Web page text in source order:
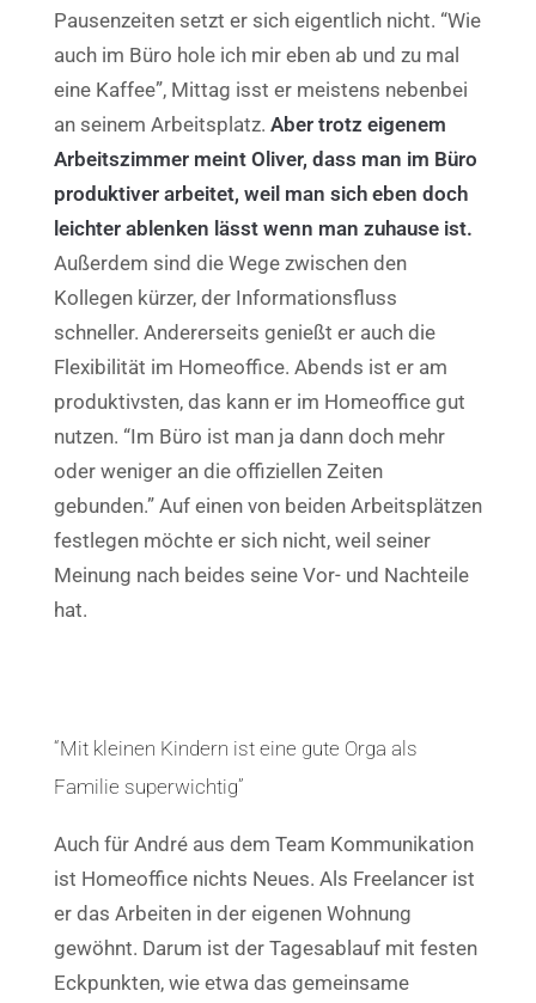
Pausenzeiten setzt er sich eigentlich nicht. “Wie
auch im Büro hole ich mir eben ab und zu mal
eine Kaffee”, Mittag isst er meistens nebenbei
an seinem Arbeitsplatz. Aber trotz eigenem
Arbeitszimmer meint Oliver, dass man im Büro
produktiver arbeitet, weil man sich eben doch
leichter ablenken lässt wenn man zuhause ist.
Außerdem sind die Wege zwischen den
Kollegen kürzer, der Informationsfluss
schneller. Andererseits genießt er auch die
Flexibilität im Homeoffice. Abends ist er am
produktivsten, das kann er im Homeoffice gut
nutzen. “Im Büro ist man ja dann doch mehr
oder weniger an die offiziellen Zeiten
gebunden.” Auf einen von beiden Arbeitsplätzen
festlegen möchte er sich nicht, weil seiner
Meinung nach beides seine Vor- und Nachteile
hat.
“Mit kleinen Kindern ist eine gute Orga als
Familie superwichtig”
Auch für André aus dem Team Kommunikation
ist Homeoffice nichts Neues. Als Freelancer ist
er das Arbeiten in der eigenen Wohnung
gewöhnt. Darum ist der Tagesablauf mit festen
Eckpunkten, wie etwa das gemeinsame